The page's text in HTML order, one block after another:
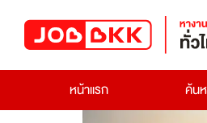
หน้าแรก
ค้น